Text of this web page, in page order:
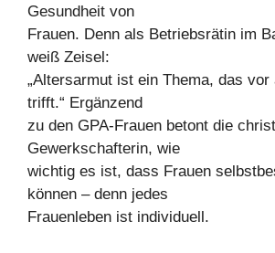
Gesundheit von
Frauen. Denn als Betriebsrätin im
weiß Zeisel:
„Altersarmut ist ein Thema, das vor
trifft.“ Ergänzend
zu den GPA-Frauen betont die
Gewerkschafterin, wie
wichtig es ist, dass Frauen
können – denn jedes
Frauenleben ist individuell.